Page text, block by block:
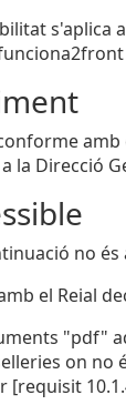
la Direcció
no
el Reial
"pdf"
on